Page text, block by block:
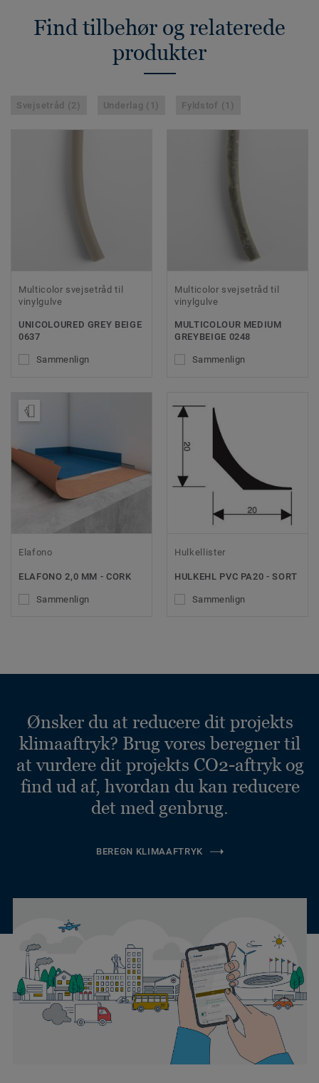
Find tilbehør og relaterede
produkter
Svejsetråd (2) Underlag (1) Fyldstof (1)
Multicolor svejsetråd til
vinylgulve
UNICOLOURED GREY BEIGE
0637
Sammenlign
Multicolor svejsetråd til
vinylgulve
MULTICOLOUR MEDIUM
GREYBEIGE 0248
Sammenlign
Elafono
ELAFONO 2,0 MM - CORK
Sammenlign
Hulkellister
HULKEHL PVC PA20 - SORT
Sammenlign
Ønsker du at reducere dit projekts
klimaaftryk? Brug vores beregner til
at vurdere dit projekts CO2-aftryk og
find ud af, hvordan du kan reducere
det med genbrug.
BEREGN KLIMAAFTRYK